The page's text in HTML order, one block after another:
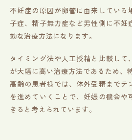
不妊症の原因が卵管に由来している
子症、精子無力症など男性側に不妊
効な治療方法になります。
タイミング法や人工授精と比較して
が大幅に高い治療方法であるため、
高齢の患者様では、体外受精までテ
を進めていくことで、妊娠の機会や
きると考えられています。